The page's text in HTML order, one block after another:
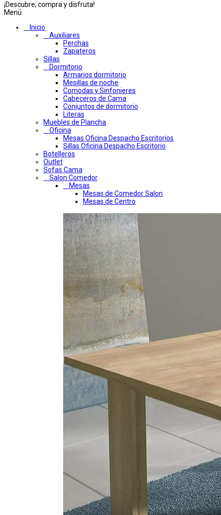
¡Descubre, compra y disfruta!
Menú
Inicio
Auxiliares
Perchas
Zapateros
Sillas
Dormitorio
Armarios dormitorio
Mesillas de noche
Comodas y Sinfonieres
Cabeceros de Cama
Conjuntos de dormitorio
Literas
Muebles de Plancha
Oficina
Mesas Oficina Despacho Escritorios
Sillas Oficina Despacho Escritorio
Botelleros
Outlet
Sofas Cama
Salon Comedor
Mesas
Mesas de Comedor Salon
Mesas de Centro